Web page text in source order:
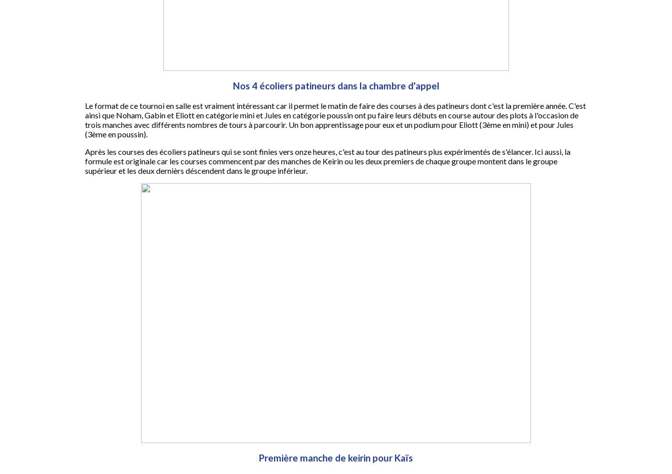
Nos 4 écoliers patineurs dans la chambre d'appel
Le format de ce tournoi en salle est vraiment intéressant car il permet le matin de faire des courses à des patineurs dont c'est la première année. C'est
ainsi que Noham, Gabin et Eliott en catégorie mini et Jules en catégorie poussin ont pu faire leurs débuts en course autour des plots à l'occasion de
trois manches avec différents nombres de tours à parcourir. Un bon apprentissage pour eux et un podium pour Eliott (3ème en mini) et pour Jules
(3ème en poussin).
Après les courses des écoliers patineurs qui se sont finies vers onze heures, c'est au tour des patineurs plus expérimentés de s'élancer. Ici aussi, la
formule est originale car les courses commencent par des manches de Keirin ou les deux premiers de chaque groupe montent dans le groupe
supérieur et les deux dernièrs déscendent dans le groupe inférieur.
Première manche de keirin pour Kaïs